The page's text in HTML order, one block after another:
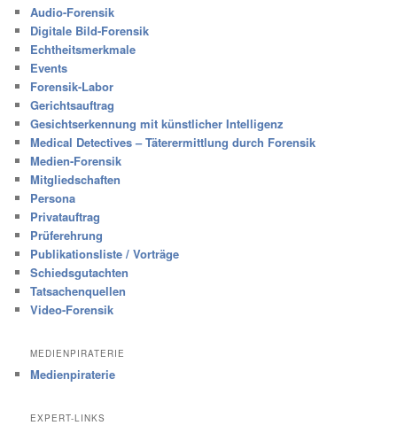
Audio-Forensik
Digitale Bild-Forensik
Echtheitsmerkmale
Events
Forensik-Labor
Gerichtsauftrag
Gesichtserkennung mit künstlicher Intelligenz
Medical Detectives – Täterermittlung durch Forensik
Medien-Forensik
Mitgliedschaften
Persona
Privatauftrag
Prüferehrung
Publikationsliste / Vorträge
Schiedsgutachten
Tatsachenquellen
Video-Forensik
MEDIENPIRATERIE
Medienpiraterie
EXPERT-LINKS